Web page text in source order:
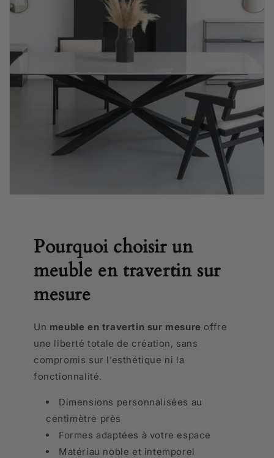
Pourquoi choisir un
meuble en travertin sur
mesure
Un meuble en travertin sur mesure offre
une liberté totale de création, sans
compromis sur l’esthétique ni la
fonctionnalité.
Dimensions personnalisées au
centimètre près
Formes adaptées à votre espace
Matériau noble et intemporel